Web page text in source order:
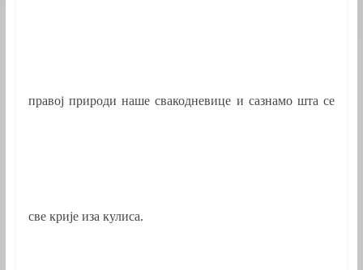
правој природи наше свакодневице и сазнамо шта се
све крије иза кулиса.